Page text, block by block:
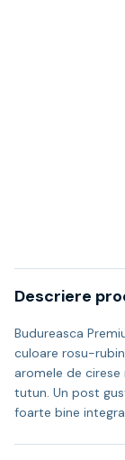
Descriere
Budureasca
culoare rosu-
aromele de
tutun. Un post
foarte bine